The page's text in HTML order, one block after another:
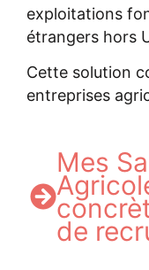
exploitations
étrangers hors
Cette solution
entreprises
Mes
de